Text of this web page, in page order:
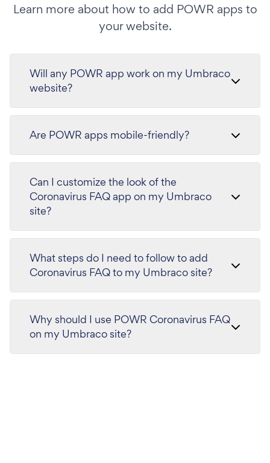
Learn more about how to add POWR apps to
your website.
Will any POWR app work on my Umbraco
website?
Are POWR apps mobile-friendly?
Can I customize the look of the
Coronavirus FAQ app on my Umbraco
site?
What steps do I need to follow to add
Coronavirus FAQ to my Umbraco site?
Why should I use POWR Coronavirus FAQ
on my Umbraco site?